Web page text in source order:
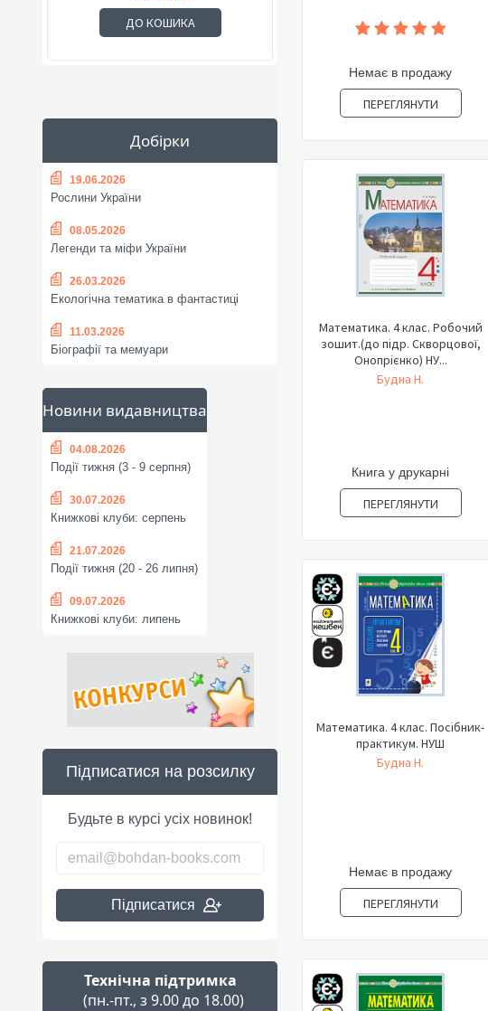
ДО КОШИКА
Добірки
19.06.2026
Рослини України
08.05.2026
Легенди та міфи України
26.03.2026
Екологічна тематика в фантастиці
11.03.2026
Біографії та мемуари
Новини видавництва
04.08.2026
Події тижня (3 - 9 серпня)
30.07.2026
Книжкові клуби: серпень
21.07.2026
Події тижня (20 - 26 липня)
09.07.2026
Книжкові клуби: липень
Підписатися на розсилку
Будьте в курсі усіх новинок!
Підписатися
Технічна підтримка
(пн.-пт., з 9.00 до 18.00)
Немає в продажу
ПЕРЕГЛЯНУТИ
Математика. 4 клас. Робочий
зошит.(до підр. Скворцової,
Онопрієнко) НУ...
Будна Н.
Книга у друкарні
ПЕРЕГЛЯНУТИ
Математика. 4 клас. Посібник-
практикум. НУШ
Будна Н.
Немає в продажу
ПЕРЕГЛЯНУТИ